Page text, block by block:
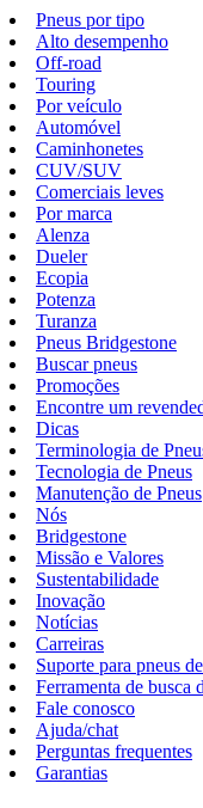
Pneus por tipo
Alto desempenho
Off-road
Touring
Por veículo
Automóvel
Caminhonetes
CUV/SUV
Comerciais leves
Por marca
Alenza
Dueler
Ecopia
Potenza
Turanza
Pneus Bridgestone
Buscar pneus
Promoções
Encontre um
Dicas
Terminologia de
Tecnologia de Pneus
Manutenção de Pneus
Nós
Bridgestone
Missão e Valores
Sustentabilidade
Inovação
Notícias
Carreiras
Suporte para pneus
Ferramenta de busca
Fale conosco
Ajuda/chat
Perguntas frequentes
Garantias